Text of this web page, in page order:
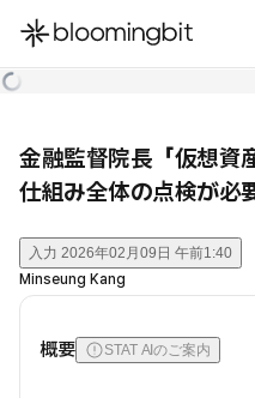
한국어
金融監督院長「仮想資
仕組み全体の点検が必要
入力 2026年02月09日 午前1:40
Minseung Kang
概要 STAT AIのご案内